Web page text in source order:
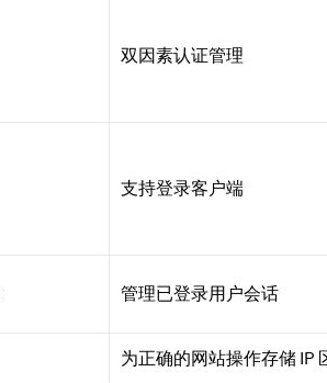
双因素认证管理
支持登录客户端
管理已登录用户会话
为正确的网站操作存储 IP